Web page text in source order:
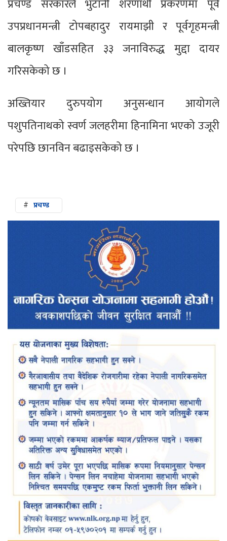
प्रचण्ड सरकारले भुटानी शरणार्थी प्रकरणमा पूर्व
उपप्रधानमन्त्री टोपबहादुर रायमाझी र पूर्वगृहमन्त्री
बालकृष्ण खाँडसहित ३३ जनाविरुद्ध मुद्दा दायर
गरिसकेको छ ।
अख्तियार दुरुपयोग अनुसन्धान आयोगले
पशुपतिनाथको स्वर्ण जलहरीमा हिनामिना भएको उजूरी
परेपछि छानविन बढाइसकेको छ ।
# प्रचण्ड